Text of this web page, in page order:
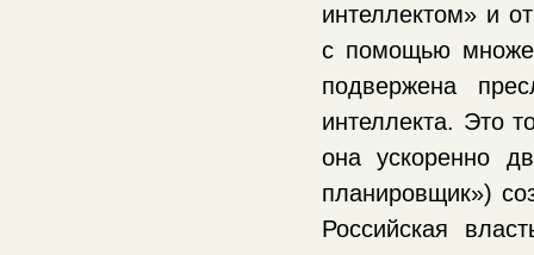
интеллектом» и
с помощью
подвержена
интеллекта. Это
она ускоренно
планировщик»)
Российская